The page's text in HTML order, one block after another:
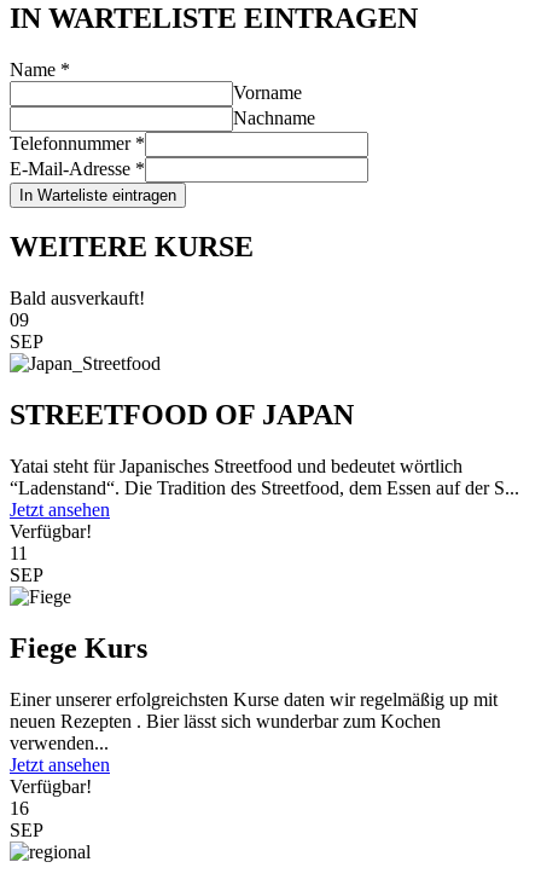
IN WARTELISTE EINTRAGEN
Name *
Vorname
Nachname
Telefonnummer *
E-Mail-Adresse *
In Warteliste eintragen
WEITERE KURSE
Bald ausverkauft!
09
SEP
STREETFOOD OF JAPAN
Yatai steht für Japanisches Streetfood und bedeutet wörtlich
“Ladenstand“. Die Tradition des Streetfood, dem Essen auf der S...
Jetzt ansehen
Verfügbar!
11
SEP
Fiege Kurs
Einer unserer erfolgreichsten Kurse daten wir regelmäßig up mit
neuen Rezepten . Bier lässt sich wunderbar zum Kochen
verwenden...
Jetzt ansehen
Verfügbar!
16
SEP